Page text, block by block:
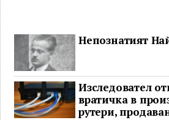
Непознатият
Изследовател
вратичка в
рутери,